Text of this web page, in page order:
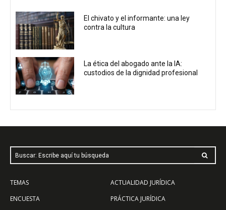
El chivato y el informante: una ley
contra la cultura
La ética del abogado ante la IA:
custodios de la dignidad profesional
Buscar: Escribe aquí tu búsqueda
TEMAS
ENCUESTA
ACTUALIDAD JURÍDICA
PRÁCTICA JURÍDICA